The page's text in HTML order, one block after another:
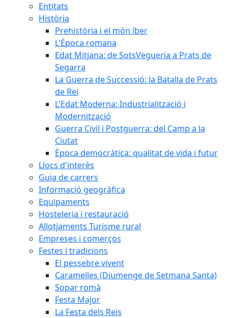
Entitats
Història
Prehistòria i el món íber
L'Època romana
Edat Mitjana: de SotsVegueria a Prats de
Segarra
La Guerra de Successió: la Batalla de Prats
de Rei
L'Edat Moderna: Industrialització i
Modernització
Guerra Civil i Postguerra: del Camp a la
Ciutat
Època democràtica: qualitat de vida i futur
Llocs d'interès
Guia de carrers
Informació geogràfica
Equipaments
Hosteleria i restauració
Allotjaments Turisme rural
Empreses i comerços
Festes i tradicions
El pessebre vivent
Caramelles (Diumenge de Setmana Santa)
Sopar romà
Festa Major
La Festa dels Reis